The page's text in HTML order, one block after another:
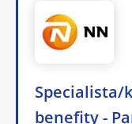
Specialista/
benefity -